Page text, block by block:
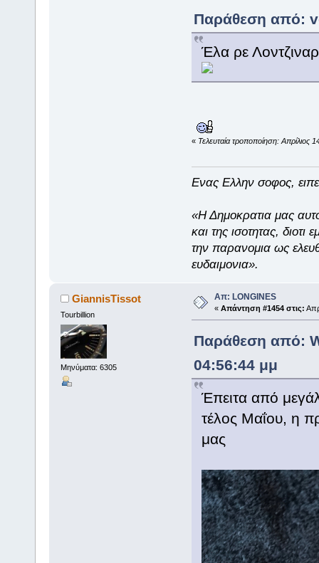
Παράθεση από:
Έλα ρε
« Τελευταία τροποποίηση:
Eνας Ελλην σοφος,
«Η Δημοκρατια μας
και της ισοτητας,
την παρανομια ως
ευδαιμονια».
GiannisTissot
Tourbillion
Μηνύματα: 6305
Απ: LONGINES
« Απάντηση #1454 στις:
Παράθεση από:
04:56:44 μμ
Έπειτα από
τέλος Μαΐου, η
μας